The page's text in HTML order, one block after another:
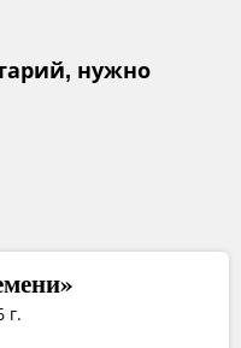
нужно
г.